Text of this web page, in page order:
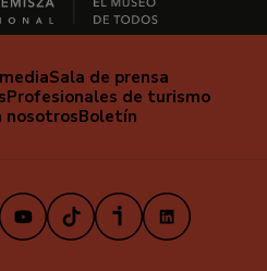
Sala de prensa
Profesionales de turismo
nosotrosBoletín
TikTokiVooxLinkedIn